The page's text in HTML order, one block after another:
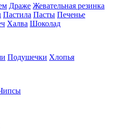
Драже Жевательная резинка
Пастила Пасты Печенье
Халва Шоколад
Подушечки Хлопья